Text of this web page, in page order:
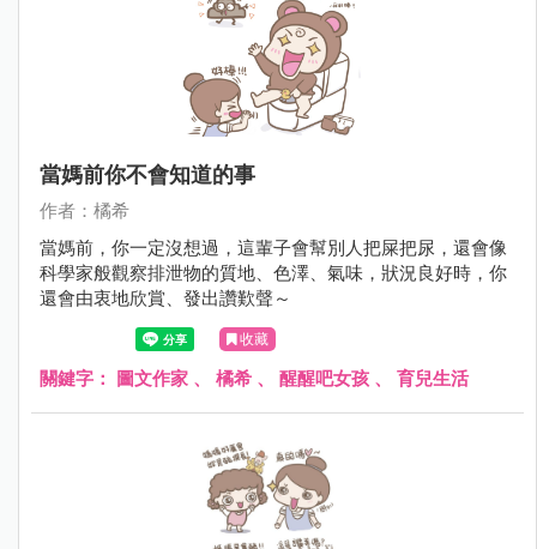
當媽前你不會知道的事
作者：橘希
當媽前，你一定沒想過，這輩子會幫別人把屎把尿，還會像
科學家般觀察排泄物的質地、色澤、氣味，狀況良好時，你
還會由衷地欣賞、發出讚歎聲～
收藏
關鍵字： 圖文作家 、 橘希 、 醒醒吧女孩 、 育兒生活